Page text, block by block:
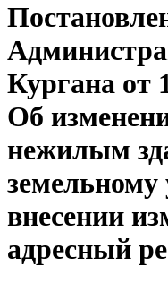
Кургана от
Об
нежилым
земельному
внесении
адресный